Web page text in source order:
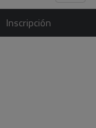
Inscripción